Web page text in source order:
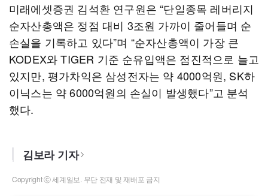
미래에셋증권 김석환 연구원은 “단일종목 레버리지
순자산총액은 정점 대비 3조원 가까이 줄어들며 순
손실을 기록하고 있다”며 “순자산총액이 가장 큰
KODEX와 TIGER 기준 순유입액은 점진적으로 늘고
있지만, 평가차익은 삼성전자는 약 4000억원, SK하
이닉스는 약 6000억원의 손실이 발생했다”고 분석
했다.
김보라 기자
Copyright ⓒ 세계일보. 무단 전재 및 재배포 금지